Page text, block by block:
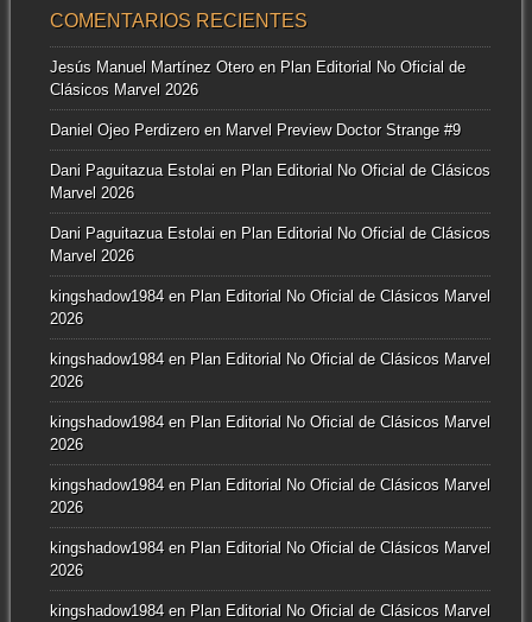
COMENTARIOS RECIENTES
Jesús Manuel Martínez Oteroen Plan Editorial No Oficial de
Clásicos Marvel 2026
Daniel Ojeo Perdizeroen Marvel Preview Doctor Strange #9
Dani Paguitazua Estolaien Plan Editorial No Oficial de Clásicos
Marvel 2026
Dani Paguitazua Estolaien Plan Editorial No Oficial de Clásicos
Marvel 2026
kingshadow1984en Plan Editorial No Oficial de Clásicos Marvel
2026
kingshadow1984en Plan Editorial No Oficial de Clásicos Marvel
2026
kingshadow1984en Plan Editorial No Oficial de Clásicos Marvel
2026
kingshadow1984en Plan Editorial No Oficial de Clásicos Marvel
2026
kingshadow1984en Plan Editorial No Oficial de Clásicos Marvel
2026
kingshadow1984en Plan Editorial No Oficial de Clásicos Marvel